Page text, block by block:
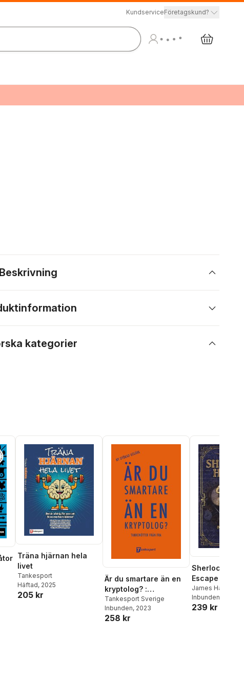
KundserviceFöretagskund?
Beskrivning
kategorier
antal röster:
Träna hjärnan hela
livet
Tankesport
Häftad, 2025
205 kr
Är du smartare än en
kryptolog? :
tankenötter från FRA
Tankesport Sverige
Inbunden, 2023
258 kr
Sherlock
Escape room :
interaktiva
och
James Hamer-
Inbunden
239 kr